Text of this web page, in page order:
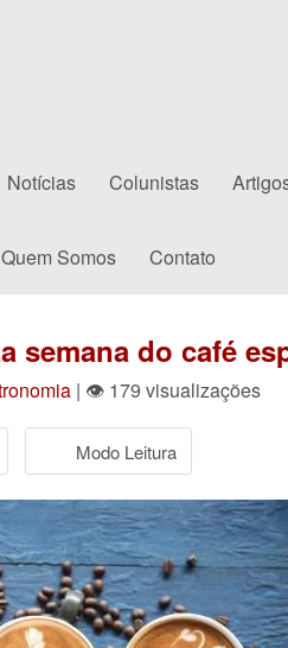
Notícias Colunistas
Quem Somos Contato
semana do café
| 👁 179 visualizações
Modo Leitura